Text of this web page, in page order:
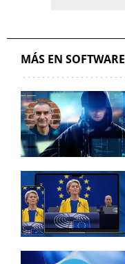
MÁS EN SOFTWARE